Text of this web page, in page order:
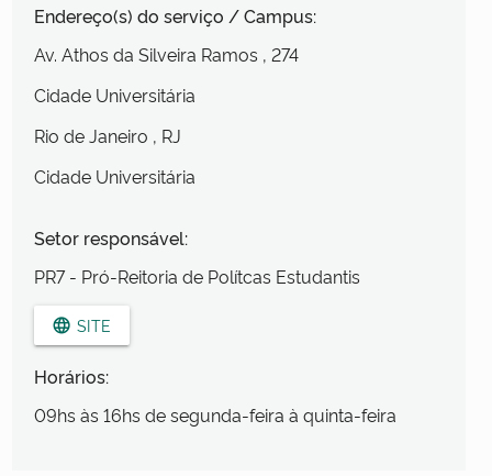
Endereço(s) do serviço / Campus:
Av. Athos da Silveira Ramos , 274
Cidade Universitária
Rio de Janeiro , RJ
Cidade Universitária
Setor responsável:
PR7 - Pró-Reitoria de Polítcas Estudantis
language SITE
Horários:
09hs às 16hs de segunda-feira à quinta-feira